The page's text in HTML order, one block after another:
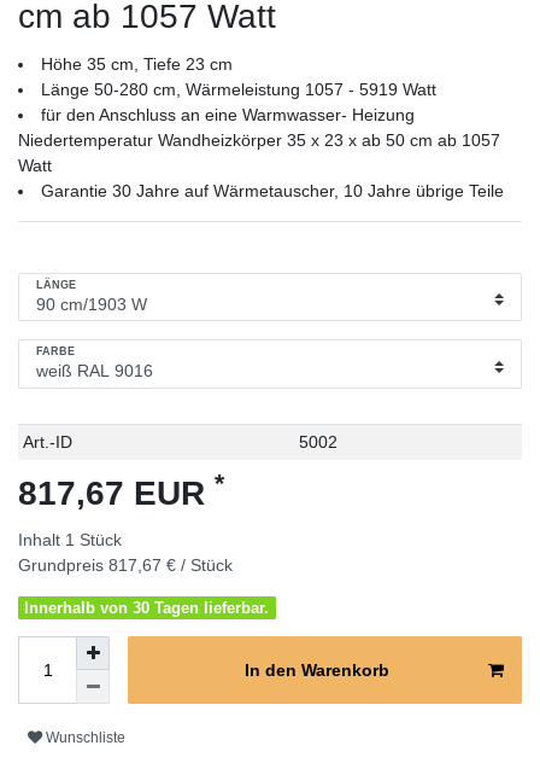
cm ab 1057 Watt
Höhe 35 cm, Tiefe 23 cm
Länge 50-280 cm, Wärmeleistung 1057 - 5919 Watt
für den Anschluss an eine Warmwasser- Heizung
Niedertemperatur Wandheizkörper 35 x 23 x ab 50 cm ab 1057
Watt
Garantie 30 Jahre auf Wärmetauscher, 10 Jahre übrige Teile
LÄNGE
FARBE
Technisches
Wert
Art.-ID 5002
817,67 EUR *
Inhalt 1 Stück
Grundpreis 817,67 € / Stück
Innerhalb von 30 Tagen lieferbar.
In den Warenkorb
Wunschliste